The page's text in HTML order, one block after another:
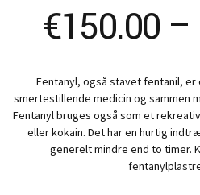
€150.00 –
Fentanyl, også stavet fentanil,
smertestillende medicin og sammen
Fentanyl bruges også som et
eller kokain. Det har en hurtig
generelt mindre end to timer.